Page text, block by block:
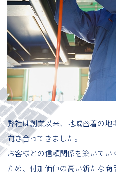
弊社は創業以来、地域密着の
向き合ってきました。
お客様との信頼関係を築いてい
ため、付加価値の高い新たな商